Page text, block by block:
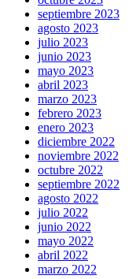
septiembre 2023
agosto 2023
julio 2023
junio 2023
mayo 2023
abril 2023
marzo 2023
febrero 2023
enero 2023
diciembre 2022
noviembre 2022
octubre 2022
septiembre 2022
agosto 2022
julio 2022
junio 2022
mayo 2022
abril 2022
marzo 2022